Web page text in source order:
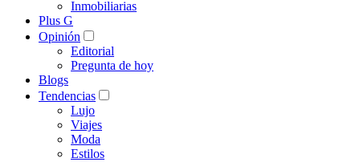
Inmobiliarias
Plus G
Opinión
Editorial
Pregunta de hoy
Blogs
Tendencias
Lujo
Viajes
Moda
Estilos